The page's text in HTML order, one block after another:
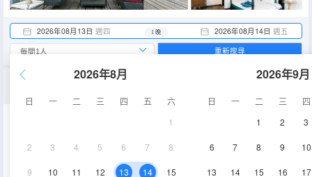
2026年08月13日 週四 2026年08月14日 週五
1 晚
2026年8月
日 一 二 三 四 五
六
1
2 3 4 5 6 7 8
9 10 11 12 13 14 15
2026年9月
日 一 二 三
四
1
2 3
6 7 8 9 10
13 14 15 16 17
重新搜尋
200㎡ 空調
電視機